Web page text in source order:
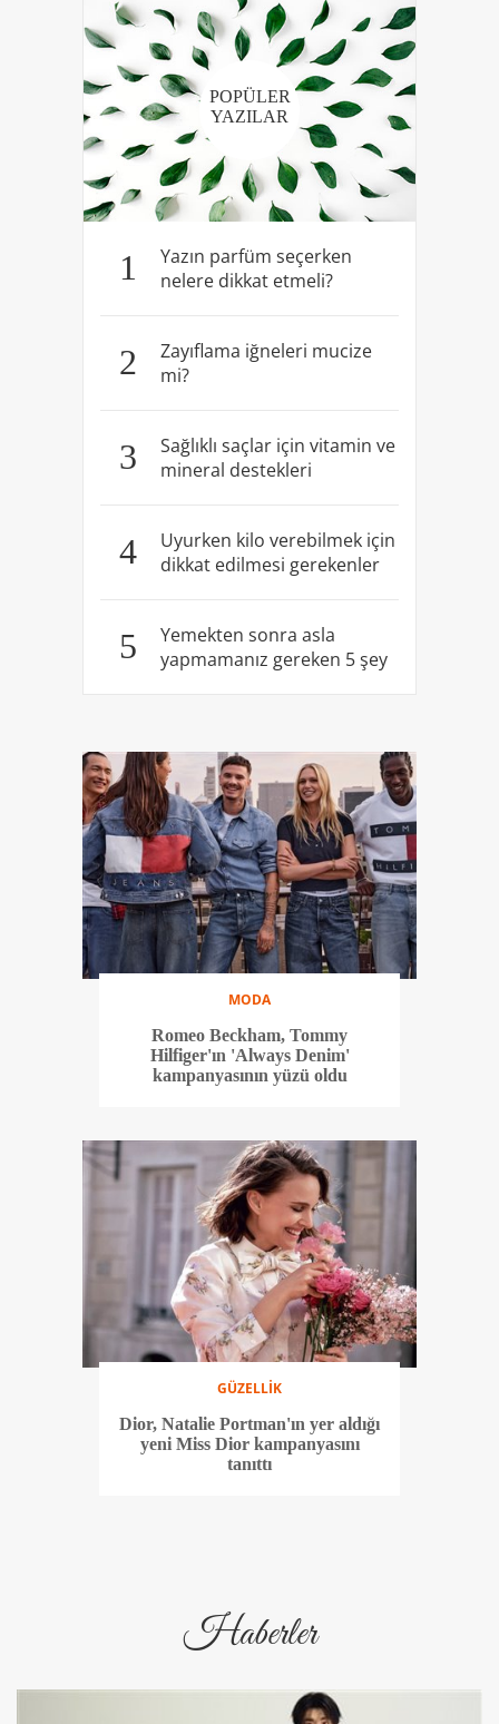
POPÜLER
YAZILAR
1
Yazın parfüm seçerken
nelere dikkat etmeli?
2
Zayıflama iğneleri mucize
mi?
3
Sağlıklı saçlar için vitamin ve
mineral destekleri
4
Uyurken kilo verebilmek için
dikkat edilmesi gerekenler
5
Yemekten sonra asla
yapmamanız gereken 5 şey
MODA
Romeo Beckham, Tommy
Hilfiger'ın 'Always Denim'
kampanyasının yüzü oldu
GÜZELLİK
Dior, Natalie Portman'ın yer aldığı
yeni Miss Dior kampanyasını
tanıttı
Haberler